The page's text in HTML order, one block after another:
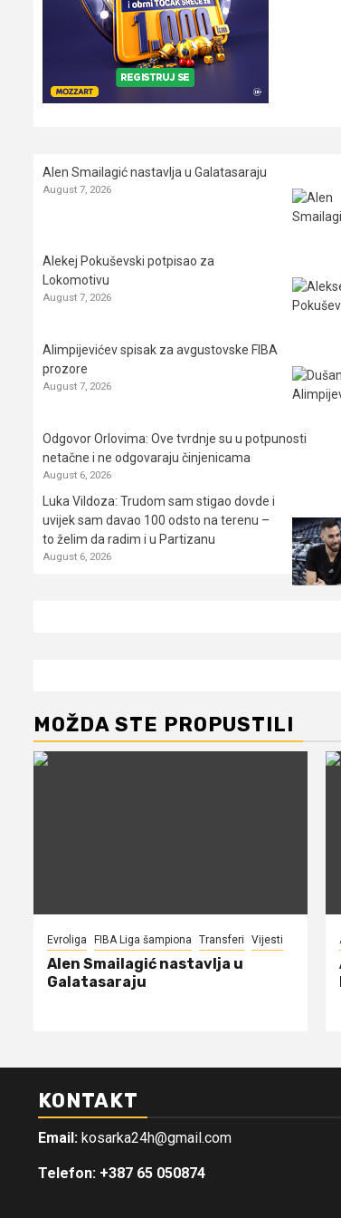
Alen Smailagić nastavlja u Galatasaraju
August 7, 2026
Alekej Pokuševski potpisao za
Lokomotivu
August 7, 2026
Alimpijevićev spisak za avgustovske FIBA
prozore
August 7, 2026
Odgovor Orlovima: ​Ove tvrdnje su u potpunosti
netačne i ne odgovaraju činjenicama
August 6, 2026
Luka Vildoza: Trudom sam stigao dovde i
uvijek sam davao 100 odsto na terenu –
to želim da radim i u Partizanu
August 6, 2026
MOŽDA STE PROPUSTILI
Evroliga FIBA Liga šampiona Transferi Vijesti
Alen Smailagić nastavlja u
Galatasaraju
KONTAKT
Email: kosarka24h@gmail.com
Telefon: +387 65 050874